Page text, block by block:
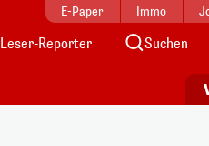
E-Paper Immo
Leser-Reporter Suchen